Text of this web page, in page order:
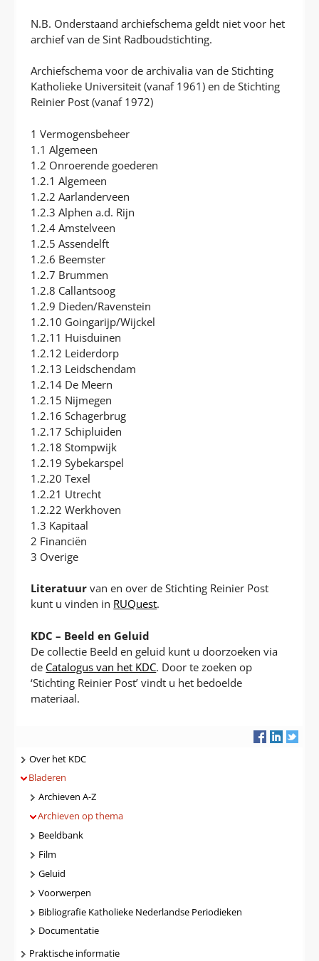
N.B. Onderstaand archiefschema geldt niet voor het
archief van de Sint Radboudstichting.
Archiefschema voor de archivalia van de Stichting
Katholieke Universiteit (vanaf 1961) en de Stichting
Reinier Post (vanaf 1972)
1 Vermogensbeheer
1.1 Algemeen
1.2 Onroerende goederen
1.2.1 Algemeen
1.2.2 Aarlanderveen
1.2.3 Alphen a.d. Rijn
1.2.4 Amstelveen
1.2.5 Assendelft
1.2.6 Beemster
1.2.7 Brummen
1.2.8 Callantsoog
1.2.9 Dieden/Ravenstein
1.2.10 Goingarijp/Wijckel
1.2.11 Huisduinen
1.2.12 Leiderdorp
1.2.13 Leidschendam
1.2.14 De Meern
1.2.15 Nijmegen
1.2.16 Schagerbrug
1.2.17 Schipluiden
1.2.18 Stompwijk
1.2.19 Sybekarspel
1.2.20 Texel
1.2.21 Utrecht
1.2.22 Werkhoven
1.3 Kapitaal
2 Financiën
3 Overige
Literatuur van en over de Stichting Reinier Post
kunt u vinden in RUQuest.
KDC – Beeld en Geluid
De collectie Beeld en geluid kunt u doorzoeken via
de Catalogus van het KDC. Door te zoeken op
‘Stichting Reinier Post’ vindt u het bedoelde
materiaal.
Navigatie
Over het KDC
Bladeren
Archieven A-Z
Archieven op thema
Beeldbank
Film
Geluid
Voorwerpen
Bibliografie Katholieke Nederlandse Periodieken
Documentatie
Praktische informatie